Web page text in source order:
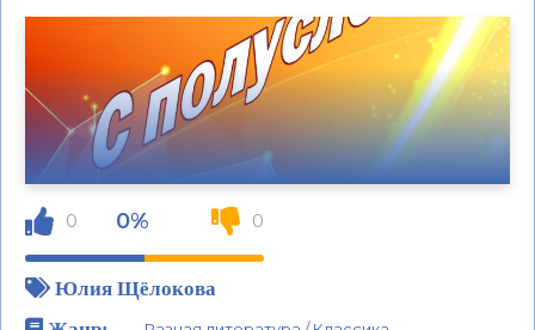
0 0% 0
Юлия Щёлокова